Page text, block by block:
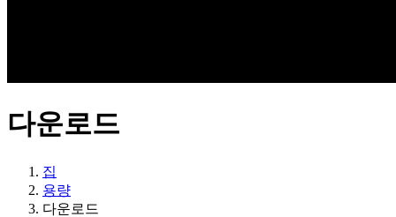
다운로드
집
용량
다운로드